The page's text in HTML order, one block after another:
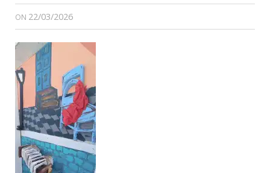
ON 22/03/2026